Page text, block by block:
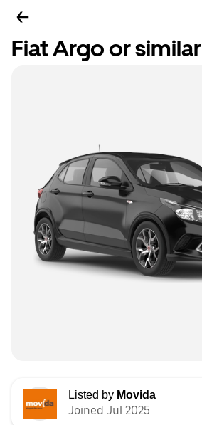
Fiat Argo or similar
Listed by Movida
Joined Jul 2025